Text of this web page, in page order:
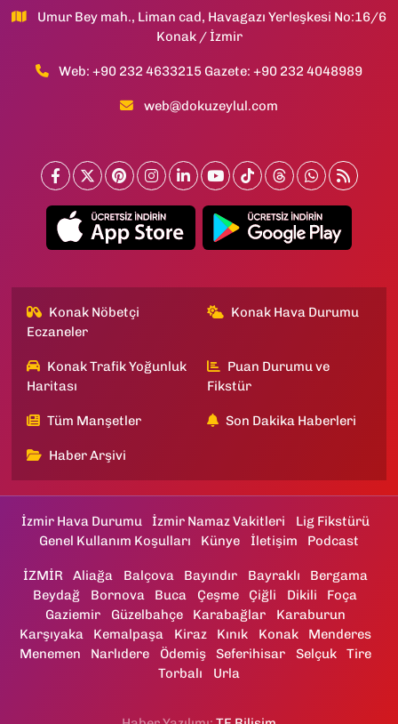
Umur Bey mah., Liman cad, Havagazı Yerleşkesi No:16/6
Konak / İzmir
Web: +90 232 4633215 Gazete: +90 232 4048989
web@dokuzeylul.com
Konak Nöbetçi
Eczaneler
Konak Hava Durumu
Konak Trafik Yoğunluk
Haritası
Puan Durumu ve
Fikstür
Tüm Manşetler Son Dakika Haberleri
Haber Arşivi
İzmir Hava Durumu İzmir Namaz Vakitleri
Lig Fikstürü
Genel Kullanım Koşulları
Künye İletişim Podcast
İZMİR Aliağa Balçova Bayındır Bayraklı
Bergama
Beydağ
Bornova Buca Çeşme Çiğli Dikili
Foça
Gaziemir
Güzelbahçe Karabağlar
Karaburun
Karşıyaka
Kemalpaşa Kiraz Kınık Konak
Menderes
Menemen
Narlıdere Ödemiş Seferihisar Selçuk
Tire
Torbalı
Urla